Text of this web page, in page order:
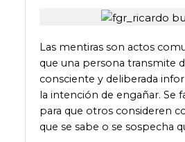
Las mentiras son actos
que una persona transmite
consciente y deliberada
la intención de engañar. Se
para que otros consideren
que se sabe o se sospecha